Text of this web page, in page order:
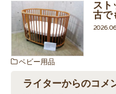
スト
古で
ベビー用品
ライターからのコメ